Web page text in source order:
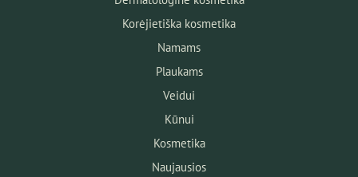
Korėjietiška kosmetika
Namams
Plaukams
Veidui
Kūnui
Kosmetika
Naujausios